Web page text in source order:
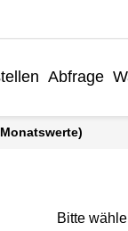
Abfrage
Bitte